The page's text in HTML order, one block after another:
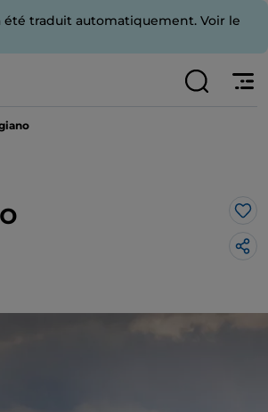
été traduit automatiquement. Voir le